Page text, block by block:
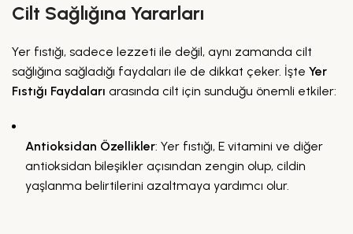
Cilt Sağlığına Yararları
Yer fıstığı, sadece lezzeti ile değil, aynı zamanda cilt
sağlığına sağladığı faydaları ile de dikkat çeker. İşte Yer
Fıstığı Faydaları arasında cilt için sunduğu önemli etkiler:
Antioksidan Özellikler: Yer fıstığı, E vitamini ve diğer
antioksidan bileşikler açısından zengin olup, cildin
yaşlanma belirtilerini azaltmaya yardımcı olur.